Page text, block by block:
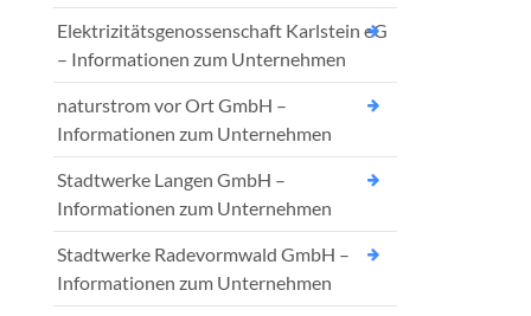
Elektrizitätsgenossenschaft Karlstein eG
– Informationen zum Unternehmen
naturstrom vor Ort GmbH –
Informationen zum Unternehmen
Stadtwerke Langen GmbH –
Informationen zum Unternehmen
Stadtwerke Radevormwald GmbH –
Informationen zum Unternehmen